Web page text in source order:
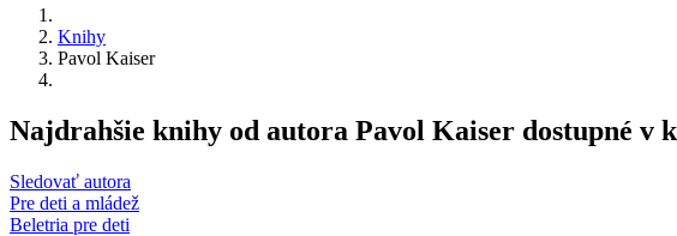
Knihy
Pavol Kaiser
Najdrahšie knihy od autora Pavol Kaiser dostupné
Sledovať autora
Pre deti a mládež
Beletria pre deti